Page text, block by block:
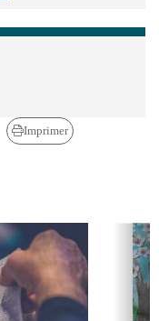
Imprimer